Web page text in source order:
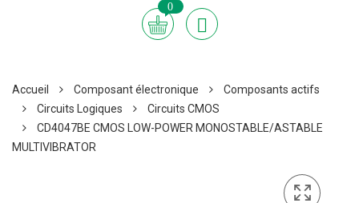
0
Accueil Composant électronique
Composants actifs
Circuits Logiques
Circuits CMOS
CD4047BE CMOS LOW-POWER MONOSTABLE/ASTABLE
MULTIVIBRATOR